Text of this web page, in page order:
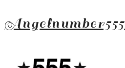
Angelnumber555